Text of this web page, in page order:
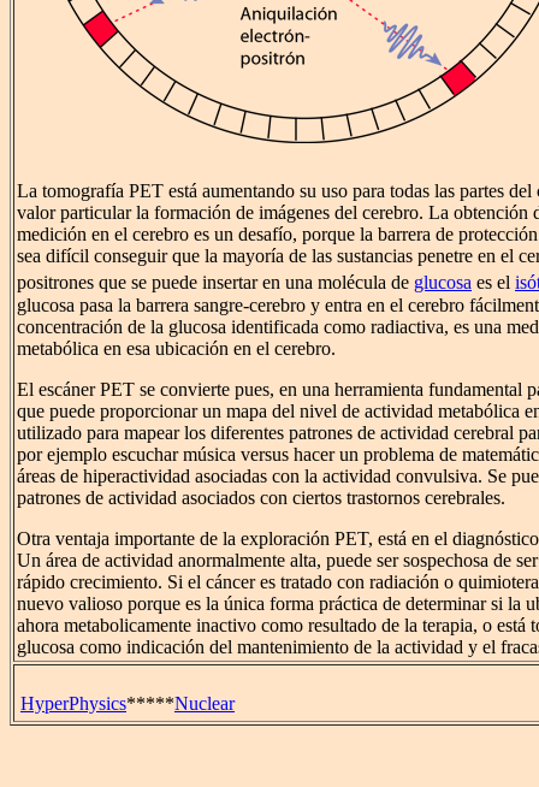
La tomografía PET está aumentando su uso para todas las partes
valor particular la formación de imágenes del cerebro. La obtención
medición en el cerebro es un desafío, porque la barrera de
sea difícil conseguir que la mayoría de las sustancias penetre en el
positrones que se puede insertar en una molécula de glucosa es el
glucosa pasa la barrera sangre-cerebro y entra en el cerebro
concentración de la glucosa identificada como radiactiva, es una
metabólica en esa ubicación en el cerebro.
El escáner PET se convierte pues, en una herramienta fundamental
que puede proporcionar un mapa del nivel de actividad metabólica
utilizado para mapear los diferentes patrones de actividad cerebral
por ejemplo escuchar música versus hacer un problema de
áreas de hiperactividad asociadas con la actividad convulsiva. Se
patrones de actividad asociados con ciertos trastornos cerebrales.
Otra ventaja importante de la exploración PET, está en el
Un área de actividad anormalmente alta, puede ser sospechosa de
rápido crecimiento. Si el cáncer es tratado con radiación o
nuevo valioso porque es la única forma práctica de determinar si la
ahora metabolicamente inactivo como resultado de la terapia, o está
glucosa como indicación del mantenimiento de la actividad y el
HyperPhysics*****Nuclear